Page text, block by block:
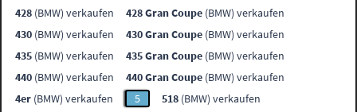
428 (BMW) verkaufen 428 Gran Coupe (BMW) verkaufen
430 (BMW) verkaufen 430 Gran Coupe (BMW) verkaufen
435 (BMW) verkaufen 435 Gran Coupe (BMW) verkaufen
440 (BMW) verkaufen 440 Gran Coupe (BMW) verkaufen
4er (BMW) verkaufen 5 518 (BMW) verkaufen